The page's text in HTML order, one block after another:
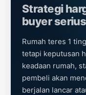
Strategi
buyer serius
Rumah teres 1
tetapi keputusan
keadaan rumah,
pembeli akan
berjalan lancar